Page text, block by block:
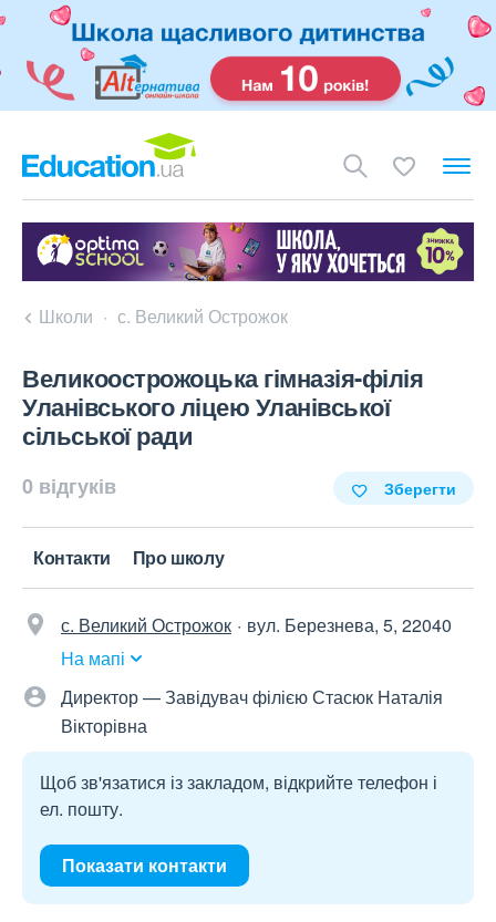
Школи с. Великий Острожок
Великоострожоцька гімназія-філія
Уланівського ліцею Уланівської
сільської ради
0 відгуків Зберегти
Контакти Про школу
с. Великий Острожок
вул. Березнева, 5, 22040
На мапі
Директор — Завідувач філією Стасюк Наталія
Вікторівна
Щоб зв'язатися із закладом, відкрийте телефон і
ел. пошту.
Показати контакти